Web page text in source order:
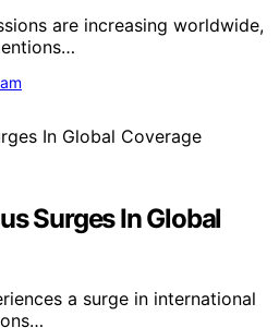
are increasing worldwide,
Surges In Global
a surge in international